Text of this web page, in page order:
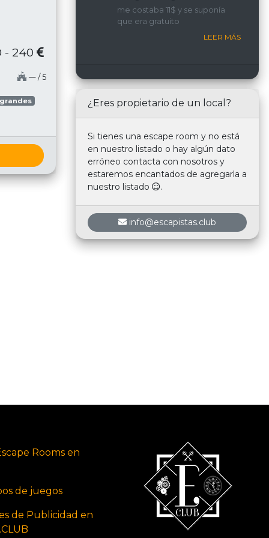
- 240
─ / 5
interacción constante con
nosotros.
me costaba 11$ y se suponía
que era gratuito
LEER MÁS
¿Eres propietario de un local?
Si tienes una escape room y no está
en nuestro listado o hay algún dato
erróneo contacta con nosotros y
estaremos encantados de agregarla a
nuestro listado
.
info@escapistas.club
Rooms en
de juegos
de Publicidad en